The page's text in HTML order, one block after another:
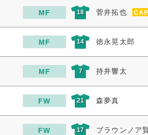
MF 18 菅井拓也 CAP
MF 14 徳永晃太郎
MF 7 持井響太
FW 21 森夢真
FW 17 ブラウンノア